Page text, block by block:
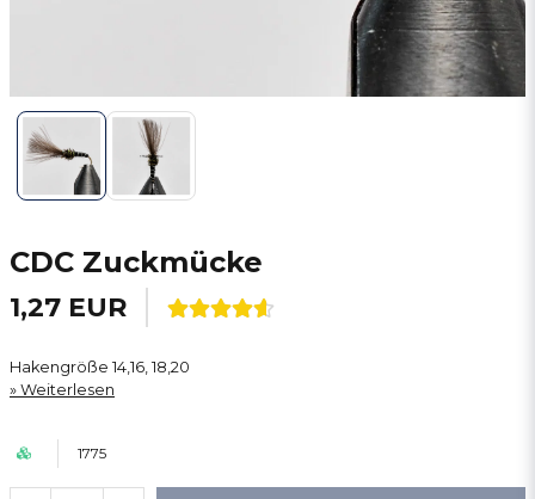
CDC Zuckmücke
1,27 EUR
Hakengröße 14,16, 18,20
Weiterlesen
1775